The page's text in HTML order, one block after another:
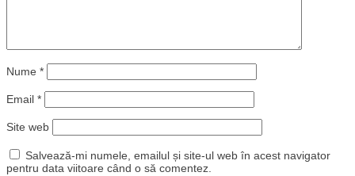
Nume *
Email *
Site web
Salvează-mi numele, emailul și site-ul web în acest navigator
pentru data viitoare când o să comentez.